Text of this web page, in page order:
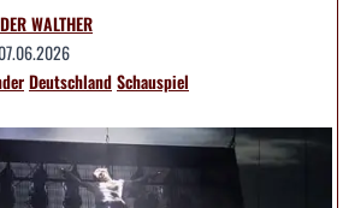
WALTHER
DeutschlandSchauspiel